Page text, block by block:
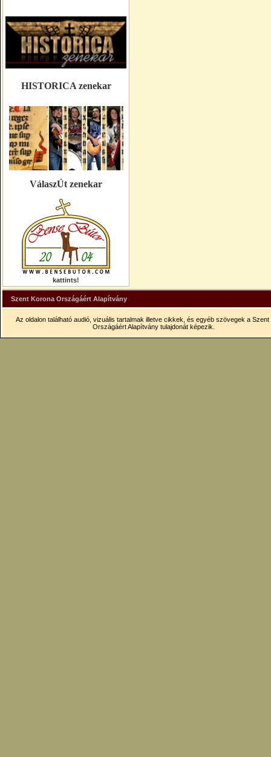
HISTORICA zenekar
VálaszÚt zenekar
kattints!
Szent Korona Országáért Alapítvány
Az oldalon található audió, vizuális tartalmak illetve cikkek, és egyéb szövegek a Szent
Országáért Alapítvány tulajdonát képezik.